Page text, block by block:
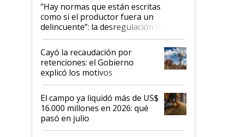
"Hay normas que están escritas
como si el productor fuera un
delincuente”: la desregulación llegó
al Congreso Aapresid y hasta se
habló del financiamiento al IPCVA
Cayó la recaudación por
retenciones: el Gobierno
explicó los motivos
El campo ya liquidó más de US$
16.000 millones en 2026: qué
pasó en julio